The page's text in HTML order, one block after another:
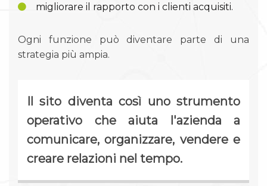
migliorare il rapporto con i clienti acquisiti.
Ogni funzione può diventare parte di una
strategia più ampia.
Il sito diventa così uno strumento
operativo che aiuta l'azienda a
comunicare, organizzare, vendere e
creare relazioni nel tempo.